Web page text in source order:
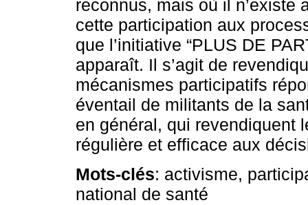
reconnus, mais où il n’existe
cette participation aux
que l’initiative “PLUS DE
apparaît. Il s’agit de
mécanismes participatifs
éventail de militants de la
en général, qui revendiquent
régulière et efficace aux
Mots-clés: activisme,
national de santé